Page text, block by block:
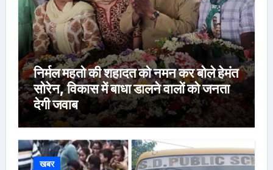
निर्मल महतो की शहादत को नमन कर बोले हेमंत
सोरेन, विकास में बाधा डालने वालों को जनता
देगी जवाब
खबर